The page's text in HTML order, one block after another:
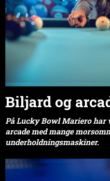
Biljard og
På Lucky Bowl Mariero har
arcade med mange
underholdningsmaskiner.